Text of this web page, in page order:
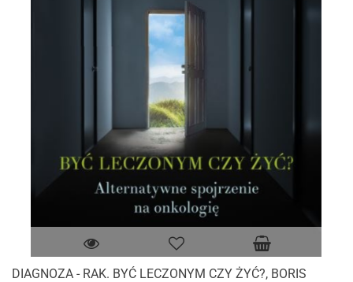
DIAGNOZA - RAK. BYĆ LECZONYM CZY ŻYĆ?, BORIS